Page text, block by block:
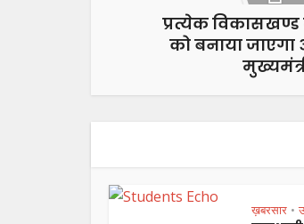
प्रत्येक
को बनाया जाएगा
ख़बरसार •